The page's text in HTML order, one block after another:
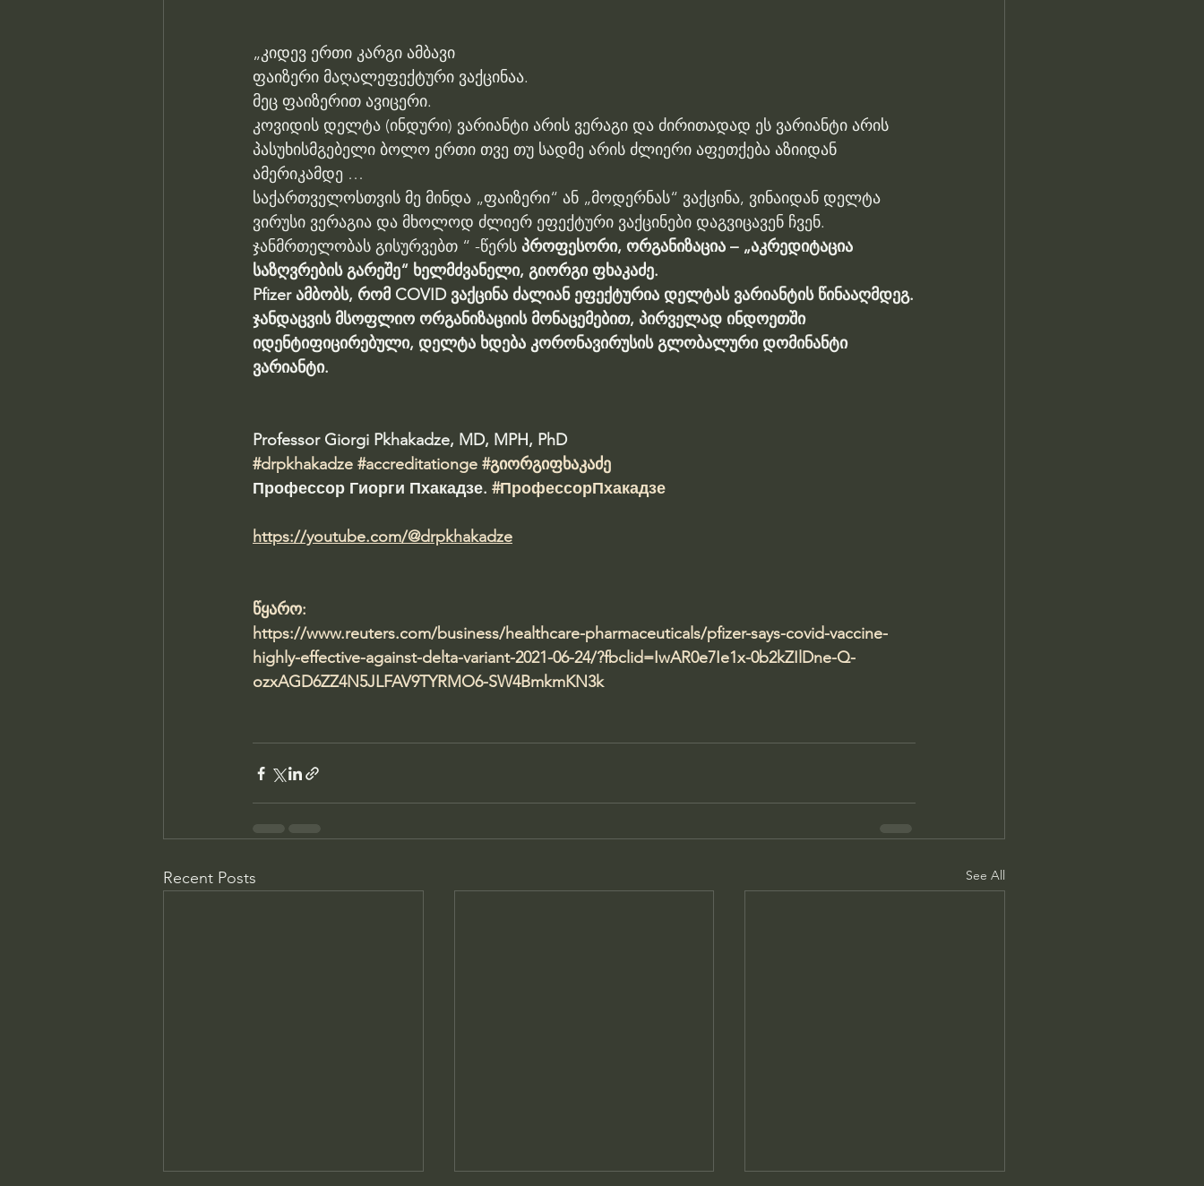
„კიდევ ერთი კარგი ამბავი
ფაიზერი მაღალეფექტური ვაქცინაა.
მეც ფაიზერით ავიცერი.
კოვიდის დელტა (ინდური) ვარიანტი არის ვერაგი და ძირითადად ეს ვარიანტი არის
პასუხისმგებელი ბოლო ერთი თვე თუ სადმე არის ძლიერი აფეთქება აზიიდან
ამერიკამდე …
საქართველოსთვის მე მინდა „ფაიზერი“ ან „მოდერნას“ ვაქცინა, ვინაიდან დელტა
ვირუსი ვერაგია და მხოლოდ ძლიერ ეფექტური ვაქცინები დაგვიცავენ ჩვენ.
ჯანმრთელობას გისურვებთ “ -წერს პროფესორი, ორგანიზაცია – „აკრედიტაცია
საზღვრების გარეშე“ ხელმძვანელი, გიორგი ფხაკაძე.
Pfizer ამბობს, რომ COVID ვაქცინა ძალიან ეფექტურია დელტას ვარიანტის წინააღმდეგ.
ჯანდაცვის მსოფლიო ორგანიზაციის მონაცემებით, პირველად ინდოეთში
იდენტიფიცირებული, დელტა ხდება კორონავირუსის გლობალური დომინანტი
ვარიანტი.
Professor Giorgi Pkhakadze, MD, MPH, PhD
#drpkhakadze #accreditationge #გიორგიფხაკაძე
Профессор Гиорги Пхакадзе. #ПрофессорПхакадзе
https://youtube.com/@drpkhakadze
წყარო:
https://www.reuters.com/business/healthcare-pharmaceuticals/pfizer-says-covid-vaccine-
highly-effective-against-delta-variant-2021-06-24/?fbclid=IwAR0e7Ie1x-0b2kZIlDne-Q-
ozxAGD6ZZ4N5JLFAV9TYRMO6-SW4BmkmKN3k
Recent Posts See All